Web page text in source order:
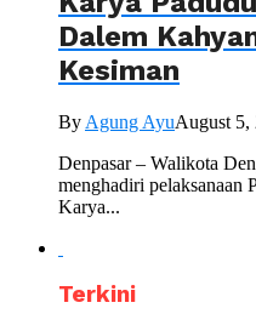
Dalem
Kesiman
By Agung AyuAugust 5,
Denpasar – Walikota
menghadiri pelaksanaan
Karya...
Terkini